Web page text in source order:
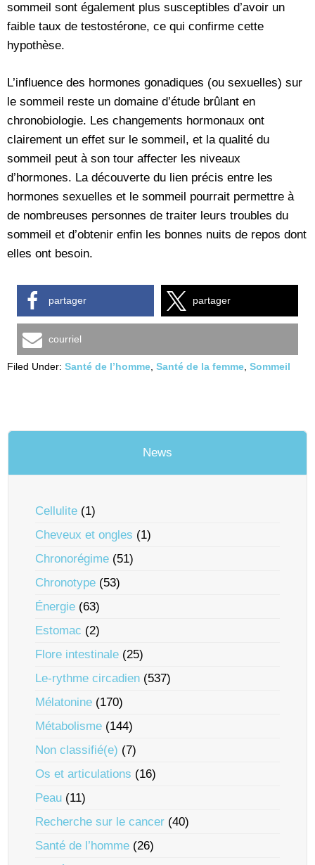
sommeil sont également plus susceptibles d’avoir un
faible taux de testostérone, ce qui confirme cette
hypothèse.
L’influence des hormones gonadiques (ou sexuelles) sur
le sommeil reste un domaine d’étude brûlant en
chronobiologie. Les changements hormonaux ont
clairement un effet sur le sommeil, et la qualité du
sommeil peut à son tour affecter les niveaux
d’hormones. La découverte du lien précis entre les
hormones sexuelles et le sommeil pourrait permettre à
de nombreuses personnes de traiter leurs troubles du
sommeil et d’obtenir enfin les bonnes nuits de repos dont
elles ont besoin.
partager partager
courriel
Filed Under: Santé de l’homme Santé de la femme Sommeil
News
Cellulite (1)
Cheveux et ongles (1)
Chronorégime (51)
Chronotype (53)
Énergie (63)
Estomac (2)
Flore intestinale (25)
Le-rythme circadien (537)
Mélatonine (170)
Métabolisme (144)
Non classifié(e) (7)
Os et articulations (16)
Peau (11)
Recherche sur le cancer (40)
Santé de l’homme (26)